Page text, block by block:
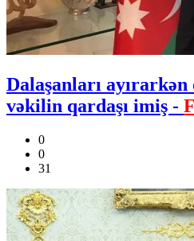
Dalaşanları
vəkilin qardaşı imiş -
0
0
31